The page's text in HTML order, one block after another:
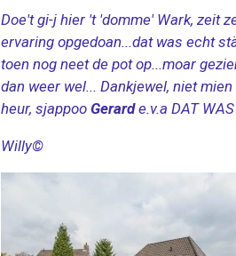
Doe't gi-j hier 't 'domme' Wark, zeit
ervaring opgedoan...dat was echt
toen nog neet de pot op...moar
dan weer wel... Dankjewel, niet
heur, sjappoo Gerarde.v.a DAT
Willy©